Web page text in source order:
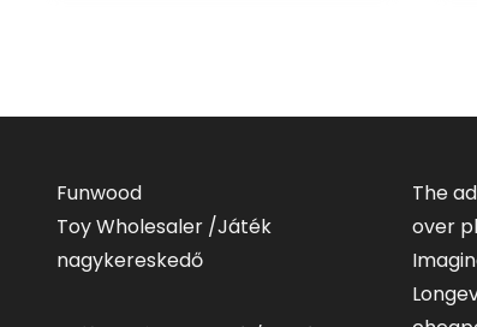
Funwood
Toy Wholesaler /Játék
nagykereskedő
The
over